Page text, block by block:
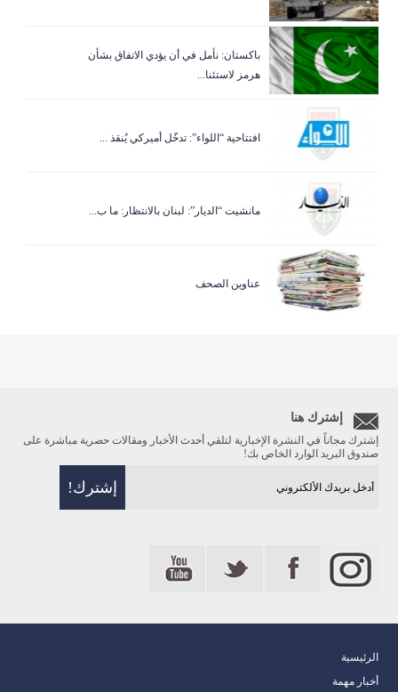
باكستان: نأمل في أن يؤدي الاتفاق بشأن
هرمز لاستئنا...
افتتاحية “اللواء”: تدخّل أميركي يُنقذ ...
مانشيت “الديار”: لبنان بالانتظار: ما ب...
عناوين الصحف
إشترك هنا
إشترك مجاناً في النشرة الإخبارية لتلقي أحدث الأخبار ومقالات حصرية مباشرة على
صندوق البريد الوارد الخاص بك!
الرئيسية
أخبار مهمة